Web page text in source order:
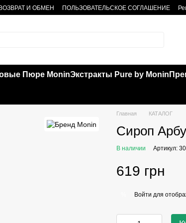
ВОЗВРАТ И ОБМЕН ПОЛЬЗОВАТЕЛЬСКОЕ СОГЛАШЕНИЕ
Пюре MoninЭкстракты Pure by Monin
Главная КАТАЛОГ
Сироп
В наличии Артикул:
619 грн
Войти для